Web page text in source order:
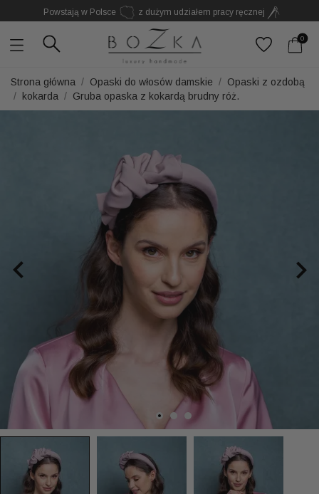
Powstają w Polsce z dużym udziałem pracy ręcznej
Twój znak rozpoznawczy. Nie kolejny dodatek 0
Strona główna Opaski do włosów damskie
Opaski z ozdobą
kokarda
Gruba opaska z kokardą brudny róż.
 